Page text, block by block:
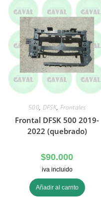
500, DFSK, Frontales
Frontal DFSK 500 2019-
2022 (quebrado)
$90.000
iva incluido
Añadir al carrito